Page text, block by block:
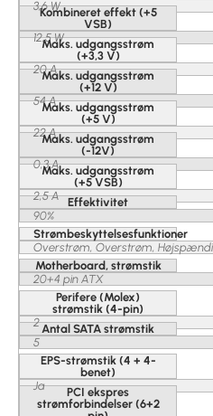
3,6 W
Kombineret effekt (+5
VSB)
12,5 W
Maks. udgangsstrøm
(+3,3 V)
20 A
Maks. udgangsstrøm
(+12 V)
54 A
Maks. udgangsstrøm
(+5 V)
22 A
Maks. udgangsstrøm
(-12V)
0,3 A
Maks. udgangsstrøm
(+5 VSB)
2,5 A Effektivitet
90%
Strømbeskyttelsesfunktioner
Overstrøm, Overstrøm,
Motherboard, strømstik
20+4 pin ATX
Perifere (Molex)
strømstik (4-pin)
2 Antal SATA strømstik
5
EPS-strømstik (4 + 4-
benet)
Ja
PCI ekspres
strømforbindelser (6+2